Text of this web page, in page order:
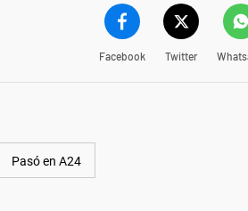
Facebook Twitter
Pasó en A24